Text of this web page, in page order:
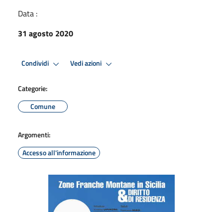
Data :
31 agosto 2020
Condividi Vedi azioni
Categorie:
Comune
Argomenti:
Accesso all'informazione